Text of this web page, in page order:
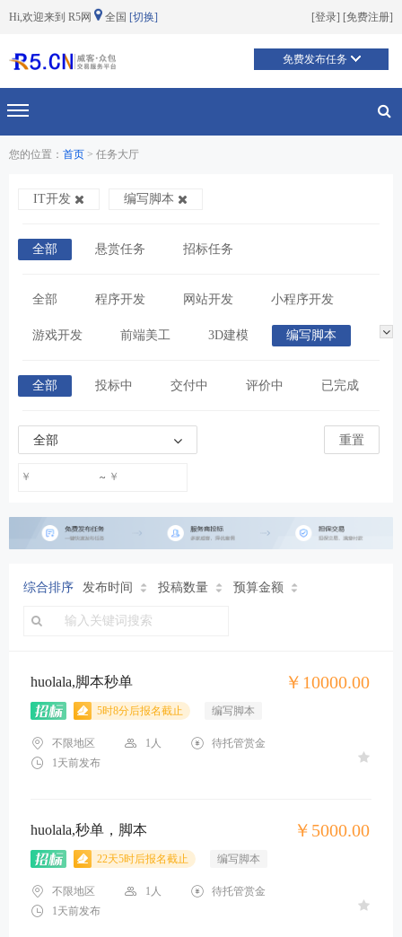
Hi,欢迎来到 R5网 全国 [切换] [登录] [免费注册]
免费发布任务
切换导航
您的位置： 首页 > 任务大厅
IT开发 编写脚本
全部 悬赏任务 招标任务
全部 程序开发 网站开发 小程序开发
游戏开发 前端美工 3D建模 编写脚本
全部 投标中 交付中 评价中 已完成
全部
￥ ￥
~
重置
综合排序 发布时间 投稿数量 预算金额
huolala,脚本秒单 ￥10000.00
5时8分后报名截止 编写脚本
不限地区 1人
待托管赏金
1天前发布
huolala,秒单，脚本 ￥5000.00
22天5时后报名截止 编写脚本
不限地区 1人
待托管赏金
1天前发布